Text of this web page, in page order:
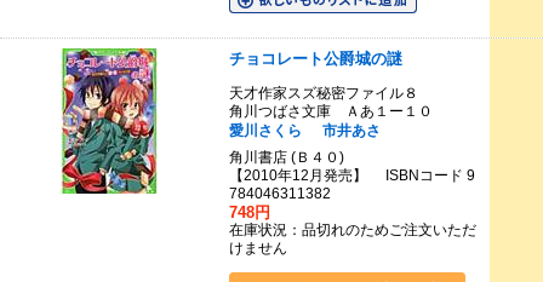
チョコレート公爵城の謎
天才作家スズ秘密ファイル８
角川つばさ文庫 Ａあ１ー１０
愛川さくら
市井あさ
角川書店 (Ｂ４０)
【2010年12月発売】 ISBNコード 9
784046311382
748円
在庫状況：品切れのためご注文いただ
けません